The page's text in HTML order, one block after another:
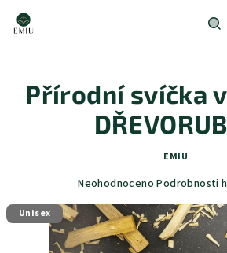
obsah
Přírodní svíčka
EMIU
Průměrné
produktu
je
0,0
Neohodnoceno Podrobnosti
Unisex